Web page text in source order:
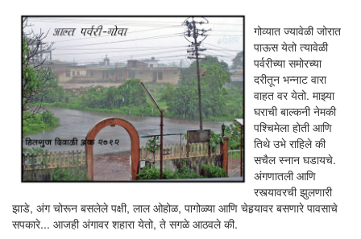
गोव्यात ज्यावेळी जोरात
पाऊस येतो त्यावेळी
पर्वरीच्या समोरच्या
दरीतून भन्नाट वारा
वाहत वर येतो. माझ्या
घराची बाल्कनी नेमकी
पश्चिमेला होती आणि
तिथे उभे राहिले की
सचैल स्नान घडायचे.
अंगणातली आणि
रस्त्यावरची झुलणारी
झाडे, अंग चोरून बसलेले पक्षी, लाल ओहोळ, पागोळ्या आणि चेहर्‍यावर बसणारे पावसाचे
सपकारे... आजही अंगावर शहारा येतो, ते सगळे आठवले की.